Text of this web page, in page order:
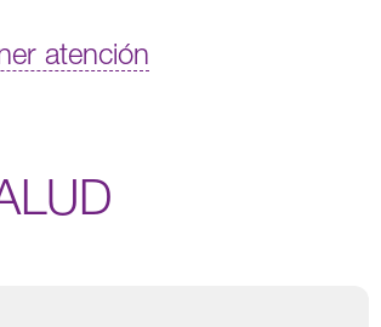
atención